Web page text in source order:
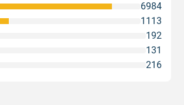
216
131
192
1113
6984